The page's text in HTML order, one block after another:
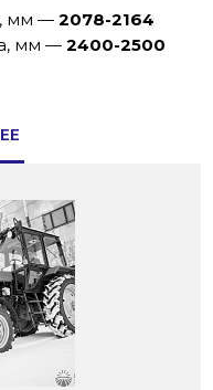
мм —2078-2164
мм —2400-2500